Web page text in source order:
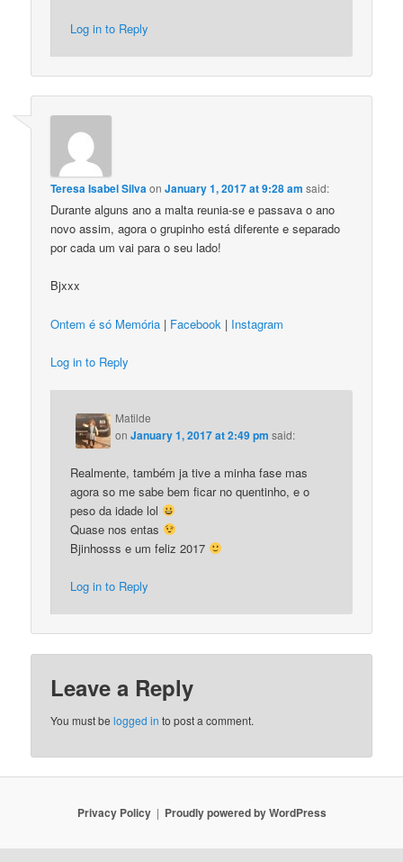
Log in to Reply
Teresa Isabel SilvaonJanuary 1, 2017 at 9:28 am said:
Durante alguns ano a malta reunia-se e passava o ano
novo assim, agora o grupinho está diferente e separado
por cada um vai para o seu lado!
Bjxxx
Ontem é só Memória | Facebook | Instagram
Log in to Reply
Matilde
onJanuary 1, 2017 at 2:49 pm said:
Realmente, também ja tive a minha fase mas
agora so me sabe bem ficar no quentinho, e o
peso da idade lol
Quase nos entas
Bjinhosss e um feliz 2017
Log in to Reply
Leave a Reply
You must belogged in to post a comment.
Privacy Policy Proudly powered by WordPress